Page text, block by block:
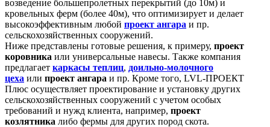
возведение большепролетных перекрытий (до 10м) и
кровельных ферм (более 40м), что оптимизирует и делает
высокоэффективным любой проект ангара и пр.
сельскохозяйственных сооружений.
Ниже представлены готовые решения, к примеру, проект
коровника или универсальные навесы. Также компания
предлагает каркасы теплиц, доильно-молочного
цеха или проект ангара и пр. Кроме того, LVL-ПРОЕКТ
Плюс осуществляет проектирование и установку других
сельскохозяйственных сооружений с учетом особых
требований и нужд клиента, например, проект
козлятника либо фермы для других пород скота.